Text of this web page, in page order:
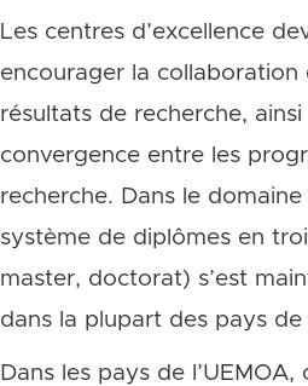
Les centres d’excellence
encourager la collaboration
résultats de recherche, ainsi
convergence entre les
recherche. Dans le
système de diplômes en
master, doctorat) s’est
dans la plupart des pays de
Dans les pays de